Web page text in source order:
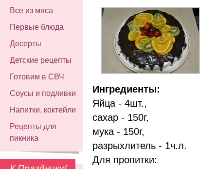
Все из мяса
Первые блюда
Десерты
Детские рецепты
Готовим в СВЧ
Соусы и подливки
Напитки, коктейли
Рецепты для
пикника
Ингредиенты:
Яйца - 4шт.,
сахар - 150г,
мука - 150г,
разрыхлитель - 1ч.л.
Для пропитки: